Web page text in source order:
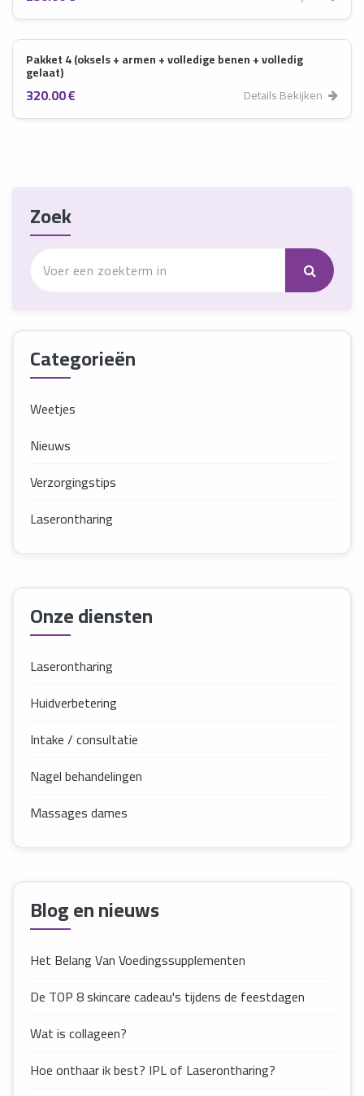
Pakket 4 (oksels + armen + volledige benen + volledig
gelaat)
320.00 € Details Bekijken
Zoek
Categorieën
Weetjes
Nieuws
Verzorgingstips
Laserontharing
Onze diensten
Laserontharing
Huidverbetering
Intake / consultatie
Nagel behandelingen
Massages dames
Blog en nieuws
Het Belang Van Voedingssupplementen
De TOP 8 skincare cadeau's tijdens de feestdagen
Wat is collageen?
Hoe onthaar ik best? IPL of Laserontharing?